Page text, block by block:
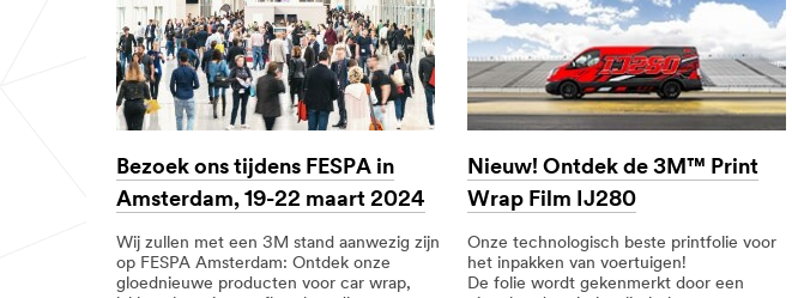
url**
Boten
/3M/nl_BE/graphics-
and-
signage-
nl-
be/applications/vehicle-
graphics/boat-
graphics/
**Site
area
**
Building
products/?
N=5002385+8709314+8709363+8711017+8729400+8718949&rt=r3
**Site
area
**
Folies
and
***
url**
area
**
Glass
Bezoek ons tijdens FESPA in
Amsterdam, 19-22 maart 2024
Wij zullen met een 3M stand aanwezig zijn
op FESPA Amsterdam: Ontdek onze
gloednieuwe producten voor car wrap,
Nieuw! Ontdek de 3M™ Print
Wrap Film IJ280
Onze technologisch beste printfolie voor
het inpakken van voertuigen!
De folie wordt gekenmerkt door een